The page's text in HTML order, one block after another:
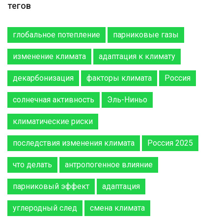
тегов
глобальное потепление парниковые газы
изменение климата адаптация к климату
декарбонизация факторы климата Россия
солнечная активность Эль-Ниньо
климатические риски
последствия изменения климата Россия 2025
что делать антропогенное влияние
парниковый эффект адаптация
углеродный след смена климата